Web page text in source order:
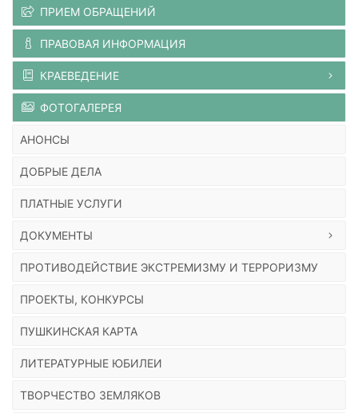
ПРИЕМ ОБРАЩЕНИЙ
ПРАВОВАЯ ИНФОРМАЦИЯ
КРАЕВЕДЕНИЕ
ФОТОГАЛЕРЕЯ
АНОНСЫ
ДОБРЫЕ ДЕЛА
ПЛАТНЫЕ УСЛУГИ
ДОКУМЕНТЫ
ПРОТИВОДЕЙСТВИЕ ЭКСТРЕМИЗМУ И ТЕРРОРИЗМУ
ПРОЕКТЫ, КОНКУРСЫ
ПУШКИНСКАЯ КАРТА
ЛИТЕРАТУРНЫЕ ЮБИЛЕИ
ТВОРЧЕСТВО ЗЕМЛЯКОВ